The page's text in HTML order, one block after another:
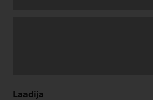
laadimine
Laadija